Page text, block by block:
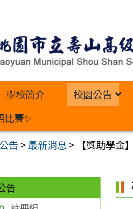
學校簡介 校園公告
比賽✨
告 >最新消息 > 【獎助學
告